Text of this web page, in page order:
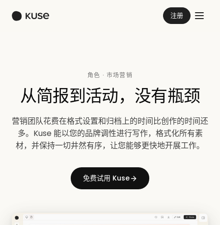
注册
角色 · 市场营销
从简报到活动，没有瓶颈
营销团队花费在格式设置和归档上的时间比创作的时间还
多。Kuse 能以您的品牌调性进行写作，格式化所有素
材，并保持一切井然有序，让您能够更快地开展工作。
免费试用 Kuse